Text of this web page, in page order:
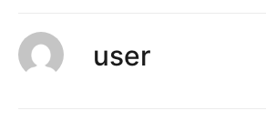
user